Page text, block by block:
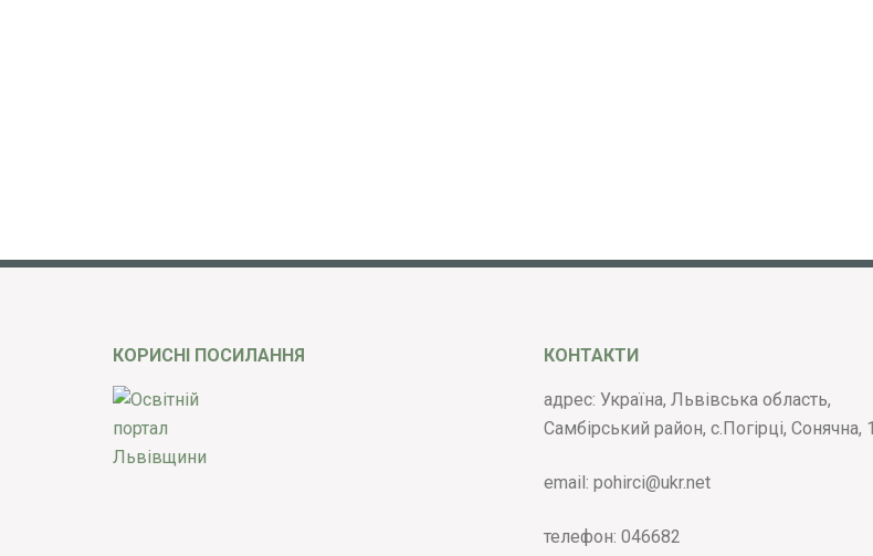
КОРИСНІ ПОСИЛАННЯ КОНТАКТИ
адрес: Україна, Львівська область,
Самбірський район, с.Погірці, Сонячна, 1
email: pohirci@ukr.net
телефон: 046682